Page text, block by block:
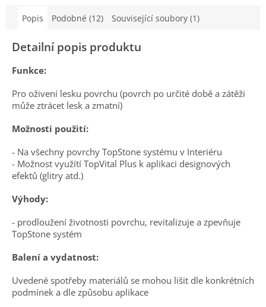
Popis Podobné (12) Související soubory (1)
Detailní popis produktu
Funkce:
Pro oživení lesku povrchu (povrch po určité době a zátěži
může ztrácet lesk a zmatní)
Možnosti použití:
- Na všechny povrchy TopStone systému v Interiéru
- Možnost využítí TopVital Plus k aplikaci designových
efektů (glitry atd.)
Výhody:
- prodloužení životnosti povrchu, revitalizuje a zpevňuje
TopStone systém
Balení a vydatnost:
Uvedené spotřeby materiálů se mohou lišit dle konkrétních
podmínek a dle způsobu aplikace